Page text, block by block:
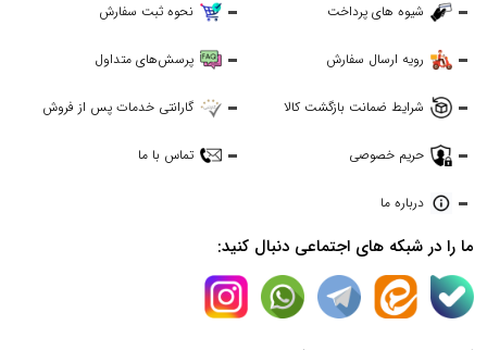
شیوه های پرداخت نحوه ثبت سفارش
رویه ارسال سفارش پرسش‌های متداول
شرایط ضمانت بازگشت کالا گارانتی خدمات پس از فروش
حریم خصوصی تماس با ما
درباره ما
ما را در شبکه های اجتماعی دنبال کنید: